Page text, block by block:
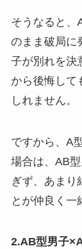
そうなると、
のまま破局に
子が別れを決
から後悔して
しれません。
ですから、A
場合は、AB
ぎず、あまり
とが仲良く一
2.AB型男子